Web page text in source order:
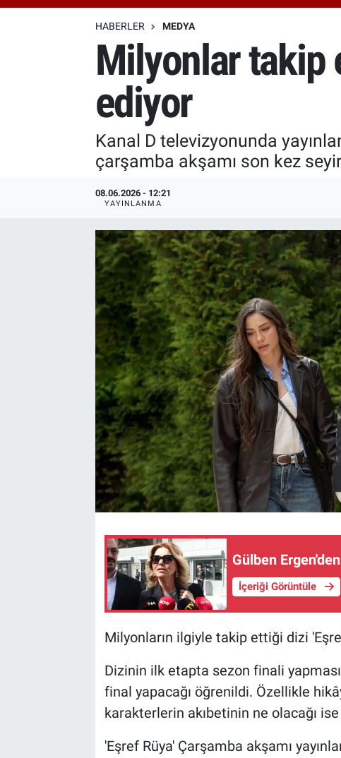
HABERLER MEDYA
Milyonlar takip
ediyor
Kanal D televizyonunda
çarşamba akşamı son kez
08.06.2026 - 12:21
YAYINLANMA
Gülben
İçeriği Görüntüle
Milyonların ilgiyle takip ettiği dizi
Dizinin ilk etapta sezon finali
final yapacağı öğrenildi. Özellikle
karakterlerin akıbetinin ne olacağı
'Eşref Rüya' Çarşamba akşamı
Özel Haberler
Özel Haberler
Erişim Bilgileri
Haber Arşivi